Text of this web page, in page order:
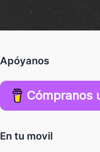
Apóyanos
Cómpranos
En tu movil